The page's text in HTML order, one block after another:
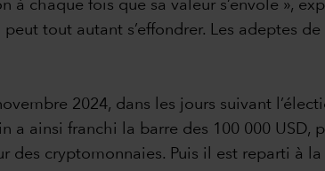
à chaque fois que sa valeur s’envole »,
tout autant s’effondrer. Les adeptes
2024, dans les jours suivant
a ainsi franchi la barre des 100 000
des cryptomonnaies. Puis il est reparti à